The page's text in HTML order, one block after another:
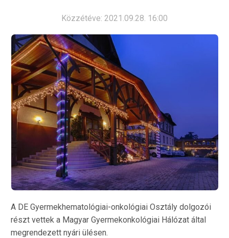
Közzétéve: 2021.09.28. 16:00
A DE Gyermekhematológiai-onkológiai Osztály dolgozói
részt vettek a Magyar Gyermekonkológiai Hálózat által
megrendezett nyári ülésen.